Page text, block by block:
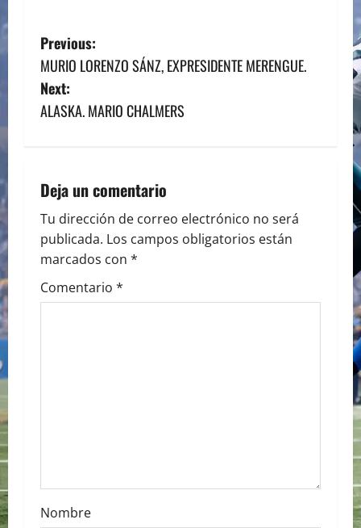
P
o
s
n
a
v
i
n
Previous:
MURIO LORENZO SÁNZ, EXPRESIDENTE MERENGUE.
Next:
ALASKA. MARIO CHALMERS
Deja un comentario
Tu dirección de correo electrónico no será
publicada. Los campos obligatorios están
marcados con *
Comentario *
Nombre